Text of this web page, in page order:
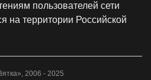
пользователей сети
на территории Российской
2006 - 2025